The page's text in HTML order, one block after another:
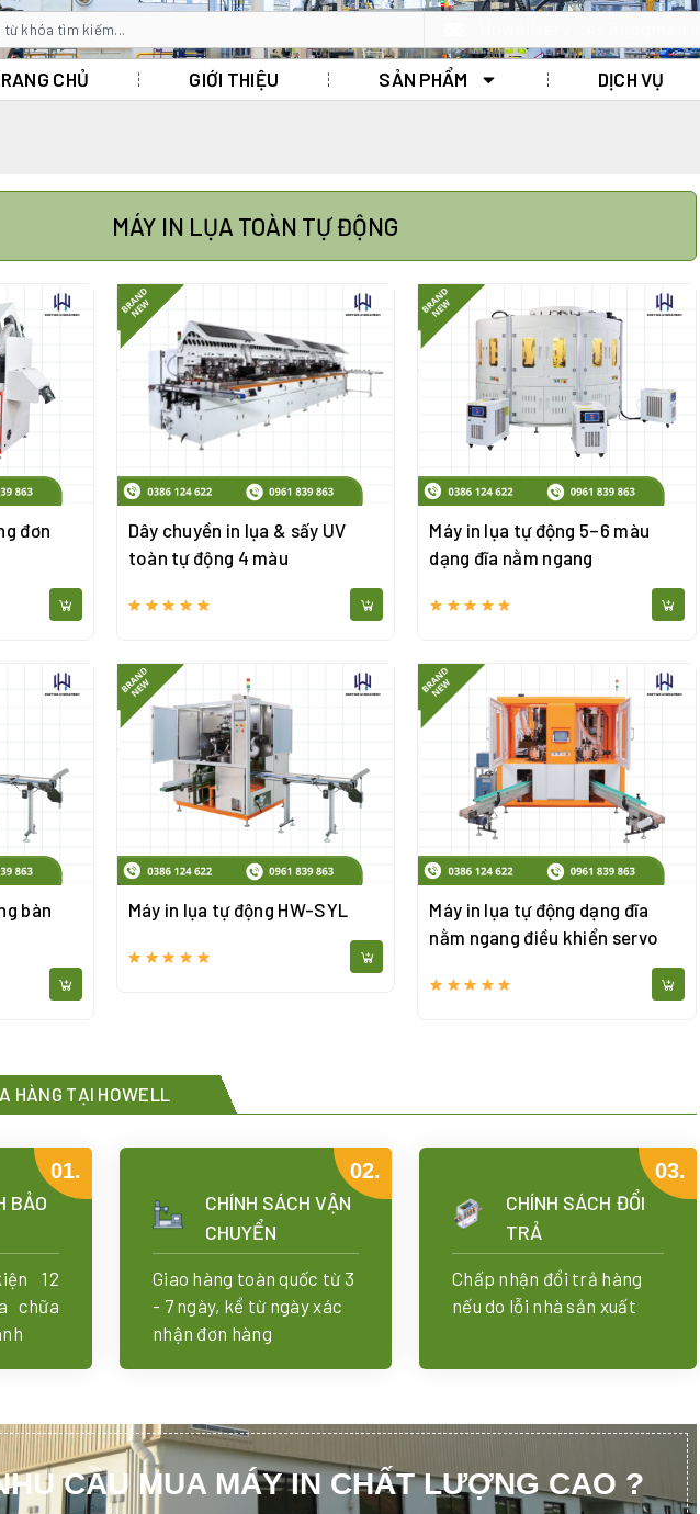
CHỦ GIỚI THIỆU SẢN PHẨM DỊCH VỤ
MÁY IN LỤA TOÀN TỰ ĐỘNG
đơn
Dây chuyền in lụa & sấy UV
toàn tự động 4 màu
Máy in lụa tự động 5–6 màu
dạng đĩa nằm ngang
bàn
Máy in lụa tự động HW-SYL
Máy in lụa tự động dạng đĩa
nằm ngang điều khiển servo
HÀNG TẠI HOWELL
01.
BẢO
12
chữa
02.
CHÍNH SÁCH VẬN
CHUYỂN
Giao hàng toàn quốc từ 3
- 7 ngày, kể từ ngày xác
nhận đơn hàng
03.
CHÍNH SÁCH ĐỔI
TRẢ
Chấp nhận đổi trả hàng
nếu do lỗi nhà sản xuất
CẦU MUA MÁY IN CHẤT LƯỢNG CAO ?